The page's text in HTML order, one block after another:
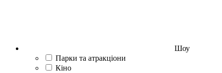
Шоу
Парки та атракціони
Кіно